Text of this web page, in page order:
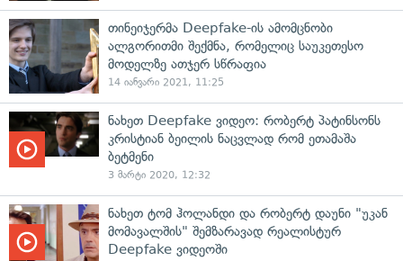
თინეიჯერმა Deepfake-ის ამომცნობი
ალგორითმი შექმნა, რომელიც საუკეთესო
მოდელზე ათჯერ სწრაფია
14 იანვარი 2021, 11:25
ნახეთ Deepfake ვიდეო: რობერტ პატინსონს
კრისტიან ბეილის ნაცვლად რომ ეთამაშა
ბეტმენი
3 მარტი 2020, 12:32
ნახეთ ტომ ჰოლანდი და რობერტ დაუნი "უკან
მომავალშის" შემზარავად რეალისტურ
Deepfake ვიდეოში